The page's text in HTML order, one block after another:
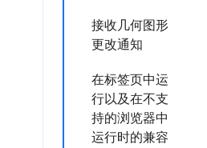
接收几何图形
更改通知
在标签页中运
行以及在不支
持的浏览器中
运行时的兼容